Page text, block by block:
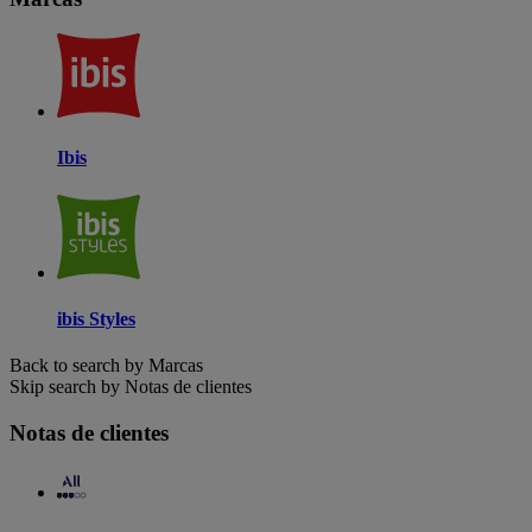
Ibis
ibis Styles
Back to search by Marcas
Skip search by Notas de clientes
Notas de clientes